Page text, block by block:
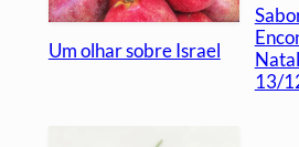
Um olhar sobre Israel
13/